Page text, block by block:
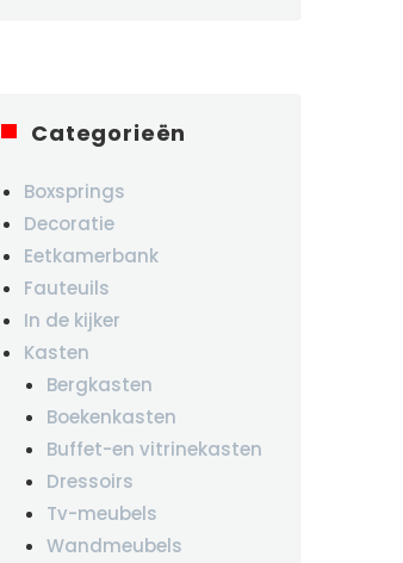
Categorieën
Boxsprings
Decoratie
Eetkamerbank
Fauteuils
In de kijker
Kasten
Bergkasten
Boekenkasten
Buffet-en vitrinekasten
Dressoirs
Tv-meubels
Wandmeubels